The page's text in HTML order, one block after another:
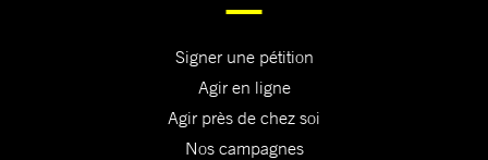
Signer une pétition
Agir en ligne
Agir près de chez soi
Nos campagnes